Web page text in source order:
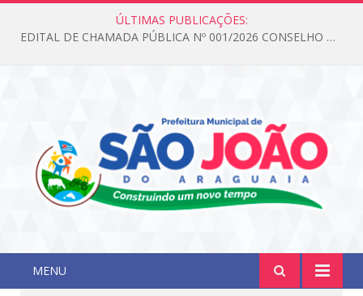
ÚLTIMAS PUBLICAÇÕES:
EDITAL DE CHAMADA PÚBLICA Nº 001/2026 CONSELHO DOS DIREITOS DA CRIANÇA E DO ADOLESCENTE
MENU